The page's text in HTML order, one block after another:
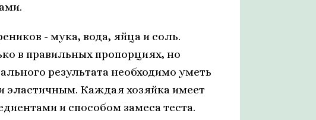
- мука, вода, яйца и соль.
в правильных пропорциях, но
результата необходимо уметь
эластичным. Каждая хозяйка имеет
и способом замеса теста.